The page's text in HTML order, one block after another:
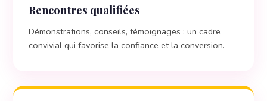
Rencontres qualifiées
Démonstrations, conseils, témoignages : un cadre
convivial qui favorise la confiance et la conversion.